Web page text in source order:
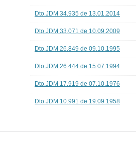
Dto.JDM 34.935 de 13.01.2014
Dto.JDM 33.071 de 10.09.2009
Dto.JDM 26.849 de 09.10.1995
Dto.JDM 26.444 de 15.07.1994
Dto.JDM 17.919 de 07.10.1976
Dto.JDM 10.991 de 19.09.1958